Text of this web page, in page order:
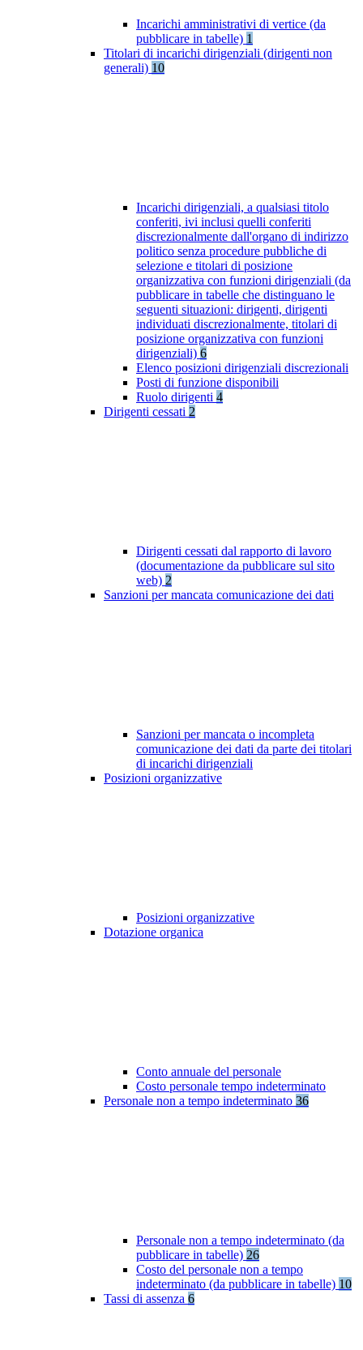
Incarichi amministrativi di vertice (da
pubblicare in tabelle) 1
Titolari di incarichi dirigenziali (dirigenti non
generali) 10
Incarichi dirigenziali, a qualsiasi titolo
conferiti, ivi inclusi quelli conferiti
discrezionalmente dall'organo di indirizzo
politico senza procedure pubbliche di
selezione e titolari di posizione
organizzativa con funzioni dirigenziali (da
pubblicare in tabelle che distinguano le
seguenti situazioni: dirigenti, dirigenti
individuati discrezionalmente, titolari di
posizione organizzativa con funzioni
dirigenziali) 6
Elenco posizioni dirigenziali discrezionali
Posti di funzione disponibili
Ruolo dirigenti 4
Dirigenti cessati 2
Dirigenti cessati dal rapporto di lavoro
(documentazione da pubblicare sul sito
web) 2
Sanzioni per mancata comunicazione dei dati
Sanzioni per mancata o incompleta
comunicazione dei dati da parte dei titolari
di incarichi dirigenziali
Posizioni organizzative
Posizioni organizzative
Dotazione organica
Conto annuale del personale
Costo personale tempo indeterminato
Personale non a tempo indeterminato 36
Personale non a tempo indeterminato (da
pubblicare in tabelle) 26
Costo del personale non a tempo
indeterminato (da pubblicare in tabelle) 10
Tassi di assenza 6